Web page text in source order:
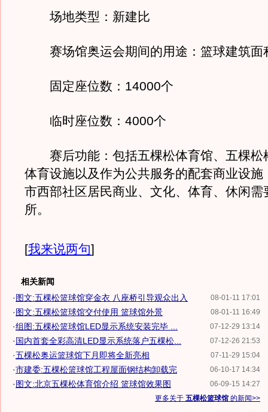
场地类型：新建比
赛场馆奥运会期间的用途：篮球建筑面
固定座位数：14000个
临时座位数：4000个
赛后功能：包括五棵松体育馆、五棵松
体育设施以及作为公共服务的配套商业设施
市西部社区居民商业、文化、体育、休闲需
所。
[我来说两句]
相关新闻
08-01-11 17:01
·图文:五棵松篮球馆穿金衣 八座桥引导观众出入
08-01-11 16:49
·图文:五棵松篮球馆交付使用 篮球馆外景
07-12-29 13:14
·组图:五棵松篮球馆LED显示系统安装完毕 ...
07-12-26 21:53
·国内首套全彩高清LED显示系统落户五棵松...
07-11-29 15:04
·五棵松奥运篮球馆下月即将全新亮相
06-10-17 14:34
·市建委:五棵松篮球馆工程屋面钢结构卸载完
06-09-15 14:27
·图文:北京五棵松体育馆介绍 篮球馆效果图
更多关于 五棵松篮球馆 的新闻>>